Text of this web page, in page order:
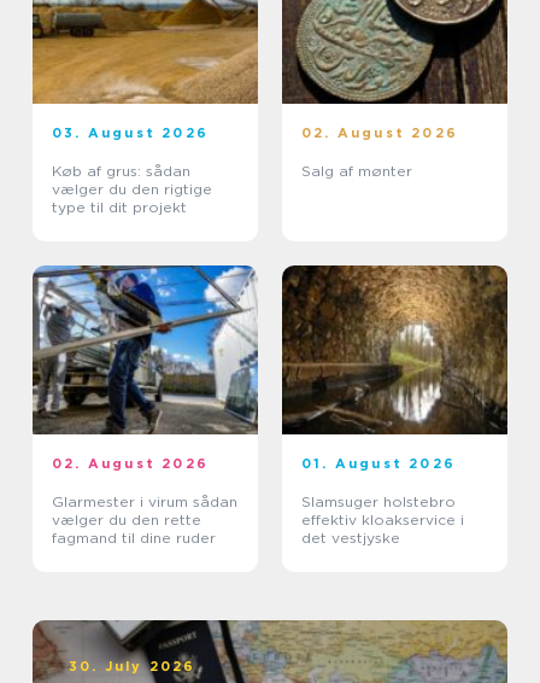
03. August 2026
Køb af grus: sådan
vælger du den rigtige
type til dit projekt
02. August 2026
Salg af mønter
02. August 2026
Glarmester i virum sådan
vælger du den rette
fagmand til dine ruder
01. August 2026
Slamsuger holstebro
effektiv kloakservice i
det vestjyske
30. July 2026